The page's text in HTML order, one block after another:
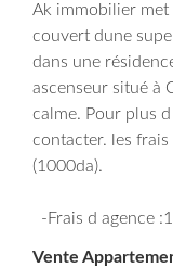
Ak immobilier
couvert dune
dans une
ascenseur situé à
calme. Pour plus
contacter. les
-Frais d agence
Vente